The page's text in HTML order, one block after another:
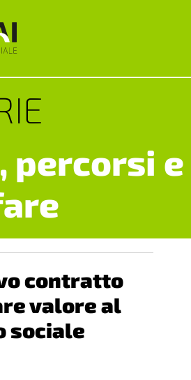
percorsi
contratto
valore al
sociale